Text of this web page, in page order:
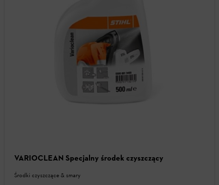
VARIOCLEAN Specjalny środek czyszczący
Środki czyszczące & smary